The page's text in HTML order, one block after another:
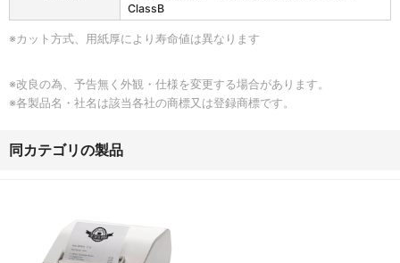
ClassB
※カット方式、用紙厚により寿命値は異なります
※改良の為、予告無く外観・仕様を変更する場合があります。
※各製品名・社名は該当各社の商標又は登録商標です。
同カテゴリの製品